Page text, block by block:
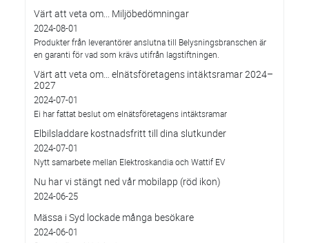
Värt att veta om... Miljöbedömningar
2024-08-01
Produkter från leverantörer anslutna till Belysningsbranschen är
en garanti för vad som krävs utifrån lagstiftningen.
Värt att veta om… elnätsföretagens intäktsramar 2024–
2027
2024-07-01
Ei har fattat beslut om elnätsföretagens intäktsramar
Elbilsladdare kostnadsfritt till dina slutkunder
2024-07-01
Nytt samarbete mellan Elektroskandia och Wattif EV
Nu har vi stängt ned vår mobilapp (röd ikon)
2024-06-25
Mässa i Syd lockade många besökare
2024-06-01